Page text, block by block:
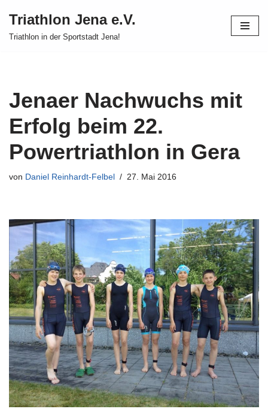
Zum
Triathlon Jena e.V.
Triathlon in der Sportstadt Jena!
Jenaer Nachwuchs mit
Erfolg beim 22.
Powertriathlon in Gera
von Daniel Reinhardt-Felbel 27. Mai 2016